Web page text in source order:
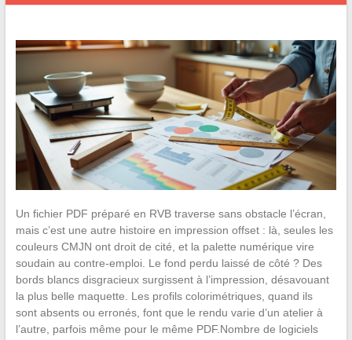
Un fichier PDF préparé en RVB traverse sans obstacle l’écran,
mais c’est une autre histoire en impression offset : là, seules les
couleurs CMJN ont droit de cité, et la palette numérique vire
soudain au contre-emploi. Le fond perdu laissé de côté ? Des
bords blancs disgracieux surgissent à l’impression, désavouant
la plus belle maquette. Les profils colorimétriques, quand ils
sont absents ou erronés, font que le rendu varie d’un atelier à
l’autre, parfois même pour le même PDF.Nombre de logiciels